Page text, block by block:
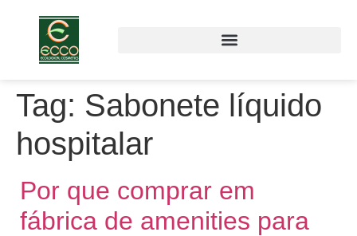
Tag: Sabonete líquido
hospitalar
Por que comprar em
fábrica de amenities para